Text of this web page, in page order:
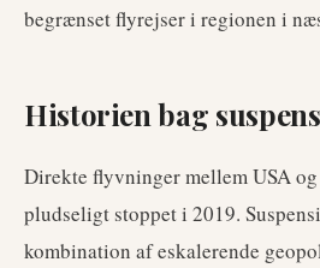
begrænset flyrejser i regionen i
Historien bag
Direkte flyvninger mellem USA
pludseligt stoppet i 2019.
kombination af eskalerende